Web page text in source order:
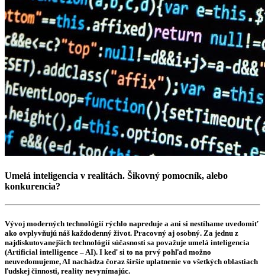
Umelá inteligencia v realitách. Šikovný pomocník, alebo
konkurencia?
Vývoj moderných technológií rýchlo napreduje a ani si nestíhame uvedomiť
ako ovplyvňujú náš každodenný život. Pracovný aj osobný. Za jednu z
najdiskutovanejších technológií súčasnosti sa považuje umelá inteligencia
(Artificial intelligence – AI). I keď si to na prvý pohľad možno
neuvedomujeme, AI nachádza čoraz širšie uplatnenie vo všetkých oblastiach
ľudskej činnosti, reality nevynímajúc.